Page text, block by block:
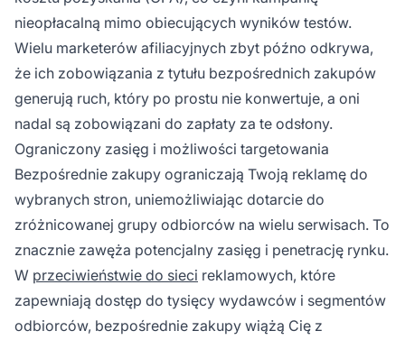
nieopłacalną mimo obiecujących wyników testów.
Wielu marketerów afiliacyjnych zbyt późno odkrywa,
że ich zobowiązania z tytułu bezpośrednich zakupów
generują ruch, który po prostu nie konwertuje, a oni
nadal są zobowiązani do zapłaty za te odsłony.
Ograniczony zasięg i możliwości targetowania
Bezpośrednie zakupy ograniczają Twoją reklamę do
wybranych stron, uniemożliwiając dotarcie do
zróżnicowanej grupy odbiorców na wielu serwisach. To
znacznie zawęża potencjalny zasięg i penetrację rynku.
W przeciwieństwie do sieci reklamowych, które
zapewniają dostęp do tysięcy wydawców i segmentów
odbiorców, bezpośrednie zakupy wiążą Cię z